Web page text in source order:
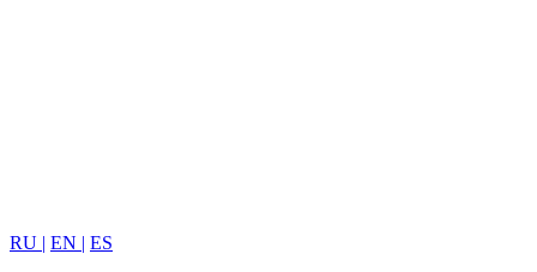
RU | EN | ES